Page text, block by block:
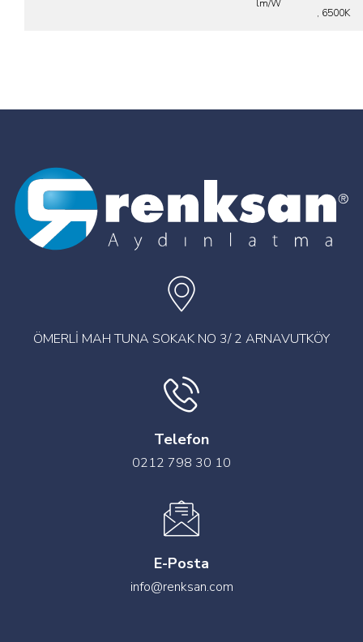
lm/W
, 6500K
ÖMERLİ MAH TUNA SOKAK NO 3/ 2 ARNAVUTKÖY
Telefon
0212 798 30 10
E-Posta
info@renksan.com